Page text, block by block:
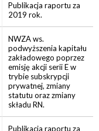
Publikacja raportu za
2019 rok.
NWZA ws.
podwyższenia kapitału
zakładowego poprzez
emisję akcji serii E w
trybie subskrypcji
prywatnej, zmiany
statutu oraz zmiany
składu RN.
Publikacja raportu za